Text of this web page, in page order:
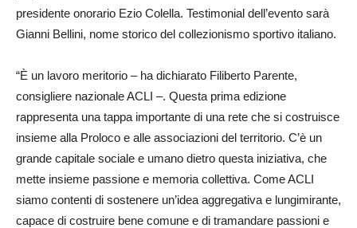
presidente onorario Ezio Colella. Testimonial dell’evento sarà
Gianni Bellini, nome storico del collezionismo sportivo italiano.
“È un lavoro meritorio – ha dichiarato Filiberto Parente,
consigliere nazionale ACLI –. Questa prima edizione
rappresenta una tappa importante di una rete che si costruisce
insieme alla Proloco e alle associazioni del territorio. C’è un
grande capitale sociale e umano dietro questa iniziativa, che
mette insieme passione e memoria collettiva. Come ACLI
siamo contenti di sostenere un’idea aggregativa e lungimirante,
capace di costruire bene comune e di tramandare passioni e